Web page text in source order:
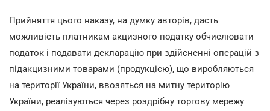
Прийняття цього наказу, на думку авторів, дасть
можливість платникам акцизного податку обчислювати
податок і подавати декларацію при здійсненні операцій з
підакцизними товарами (продукцією), що виробляються
на території України, ввозяться на митну територію
України, реалізуються через роздрібну торгову мережу